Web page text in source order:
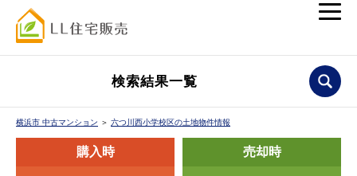
検索結果一覧
横浜市 中古マンション ＞ 六つ川西小学校区の土地物件情報
購入時 売却時